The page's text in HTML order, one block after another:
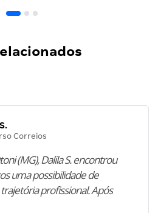
Correios
(MG), Dalila S. encontrou
uma possibilidade de
profissional. Após